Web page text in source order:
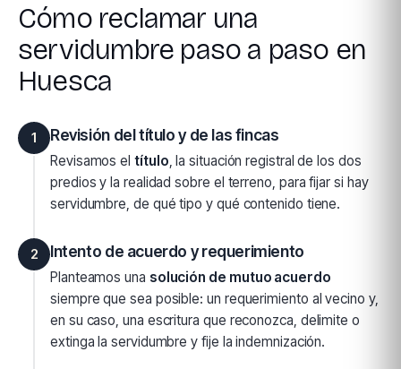
Cómo reclamar una
servidumbre paso a paso en
Huesca
1 Revisión del título y de las fincas
Revisamos el título, la situación registral de los dos
predios y la realidad sobre el terreno, para fijar si hay
servidumbre, de qué tipo y qué contenido tiene.
2 Intento de acuerdo y requerimiento
Planteamos una solución de mutuo acuerdo
siempre que sea posible: un requerimiento al vecino y,
en su caso, una escritura que reconozca, delimite o
extinga la servidumbre y fije la indemnización.